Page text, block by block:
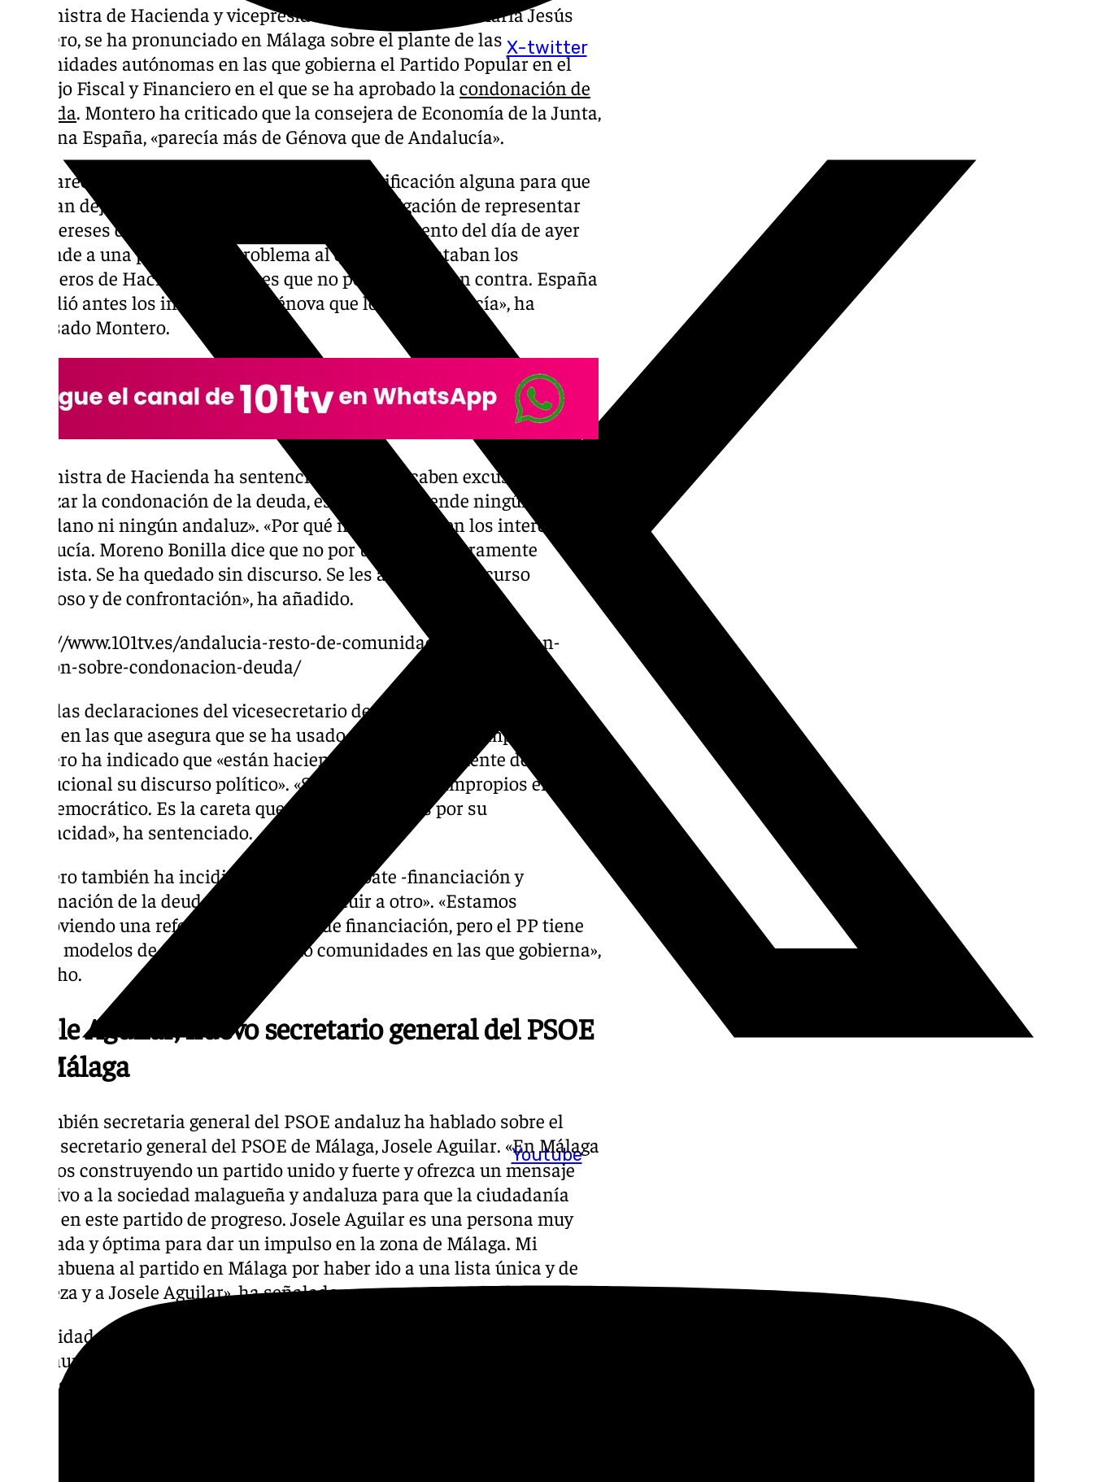
X-twitter
Youtube
La ministra de Hacienda y vicepresidenta I del Gobierno, María Jesús
Montero, se ha pronunciado en Málaga sobre el plante de las
comunidades autónomas en las que gobierna el Partido Popular en el
Consejo Fiscal y Financiero en el que se ha aprobado la condonación de
la deuda. Montero ha criticado que la consejera de Economía de la Junta,
Carolina España, «parecía más de Génova que de Andalucía».
«Me parece lamentable y no creo que haya justificación alguna para que
hicieran dejación de funciones. Uno tiene la obligación de representar
los intereses de los diferentes territorios. El esperpento del día de ayer
responde a una pataleta. El problema al que se enfrentaban los
consejeros de Hacienda del PP es que no podían votar en contra. España
defendió antes los intereses de Génova que los de Andalucía», ha
expresado Montero.
La ministra de Hacienda ha sentenciado que «no caben excusas para
rechazar la condonación de la deuda, esto no lo entiende ningún
ciudadano ni ningún andaluz». «Por qué no se defienden los intereses de
Andalucía. Moreno Bonilla dice que no por un interés puramente
partidista. Se ha quedado sin discurso. Se les acaba ese discurso
tramposo y de confrontación», ha añadido.
https://www.101tv.es/andalucia-resto-de-comunidades-abandonan-
reunion-sobre-condonacion-deuda/
Sobre las declaraciones del vicesecretario de Economía del PP, Juan
Bravo, en las que asegura que se ha usado el dinero para comprar votos,
Montero ha indicado que «están haciendo permanentemente del agravio
institucional su discurso político». «Son comentarios impropios en un
país democrático. Es la careta que se ponen algunos por su
incapacidad», ha sentenciado.
Montero también ha incidido en que «un debate -financiación y
condonación de la deuda- no puede sustituir a otro». «Estamos
promoviendo una reforma del sistema de financiación, pero el PP tiene
tantos modelos de financiación como comunidades en las que gobierna»,
ha dicho.
Josele Aguilar, nuevo secretario general del PSOE
de Málaga
La también secretaria general del PSOE andaluz ha hablado sobre el
nuevo secretario general del PSOE de Málaga, Josele Aguilar. «En Málaga
estamos construyendo un partido unido y fuerte y ofrezca un mensaje
atractivo a la sociedad malagueña y andaluza para que la ciudadanía
confíe en este partido de progreso. Josele Aguilar es una persona muy
adecuada y óptima para dar un impulso en la zona de Málaga. Mi
enhorabuena al partido en Málaga por haber ido a una lista única y de
fortaleza y a Josele Aguilar», ha señalado.
En calidad de secretaria general del PSOE-A, ha declarado que «desde
que anuncié mi paso adelante en el PSOE-A hemos visto a un PP muy
nervioso, y tienen motivos». «Estamos todos decididos a ofertar progreso